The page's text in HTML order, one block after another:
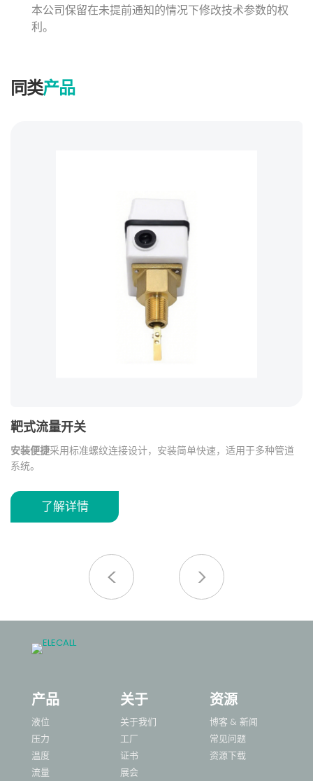
本公司保留在未提前通知的情况下修改技术参数的权
利。
同类产品
靶式流量开关
安装便捷采用标准螺纹连接设计，安装简单快速，适用于多种管道
系统。
果。
优质材质 采用耐用塑料底座与黄铜螺纹接口，具有良好的耐腐蚀性
和机械强度。
不同管路安装需求。
适用于水处理、暖通空调（HVAC）、泵组控制、工业管
路等流量监测场景。
了解详情
产品
液位
压力
温度
流量
关于
关于我们
工厂
证书
展会
资源
博客 & 新闻
常见问题
资源下载